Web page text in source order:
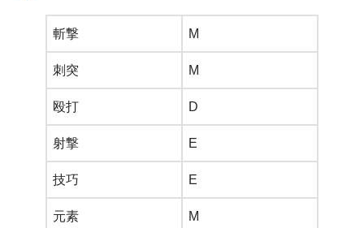
斬撃 M
刺突 M
殴打 D
射撃 E
技巧 E
元素 M